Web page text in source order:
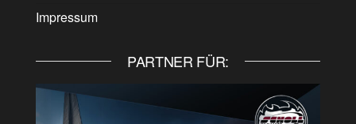
Impressum
PARTNER FÜR: